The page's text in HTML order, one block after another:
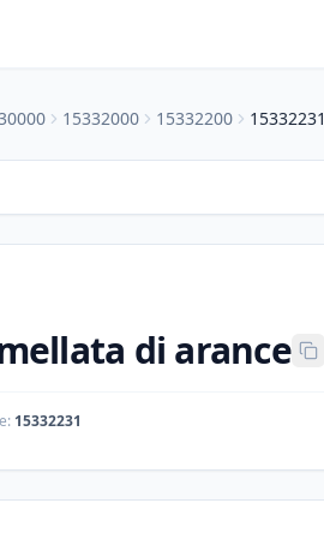
15332000 15332200 15332231
di arance
15332231